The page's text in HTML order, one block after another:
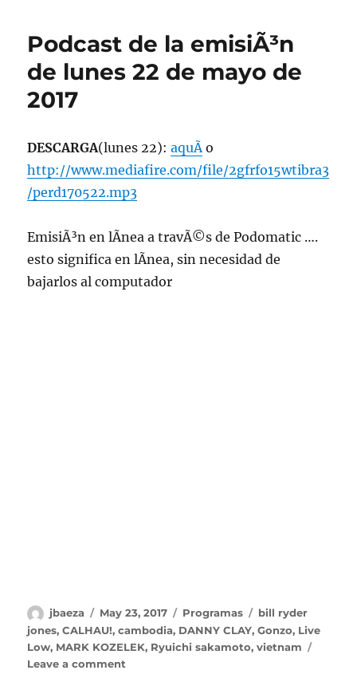
de
2026,
Radio
de
Chile
Podcast de la emisiÃ³n
de lunes 22 de mayo de
2017
DESCARGA(lunes 22):aquÃ­o
http://www.mediafire.com/file/2gfrfo15wtibra3
/perd170522.mp3
EmisiÃ³n en lÃ­nea a travÃ©s de Podomatic ….
esto significa en lÃ­nea, sin necesidad de
bajarlos al computador
Author
jbaeza
Posted
on
May 23, 2017 Categories
Programas Tags
bill ryder
jones,CALHAU!,cambodia, DANNY CLAY,Gonzo, Live
Low, MARK KOZELEK, Ryuichi sakamoto,vietnam
Leave a comment